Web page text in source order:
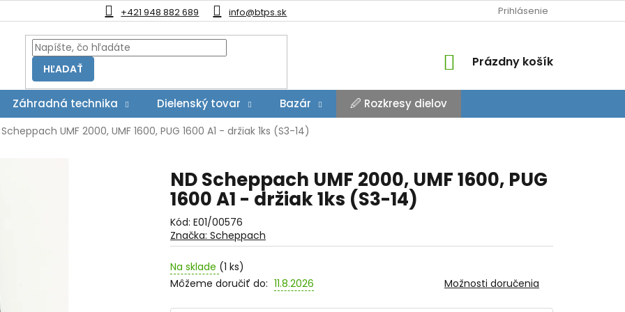
+421 948 882 689 info@btps.sk Prihlásenie
HĽADAŤ
NÁKUPNÝ
Prázdny košík
Záhradná technika Dielenský tovar Bazár 🖉 Rozkresy dielov
UMF 2000, UMF 1600, PUG 1600 A1 - držiak 1ks (S3-14)
ND Scheppach UMF 2000, UMF 1600, PUG
1600 A1 - držiak 1ks (S3-14)
Kód: E01/00576
Na sklade (1 ks)
Môžeme doručiť do: 11.8.2026 Možnosti doručenia
Značka: Scheppach